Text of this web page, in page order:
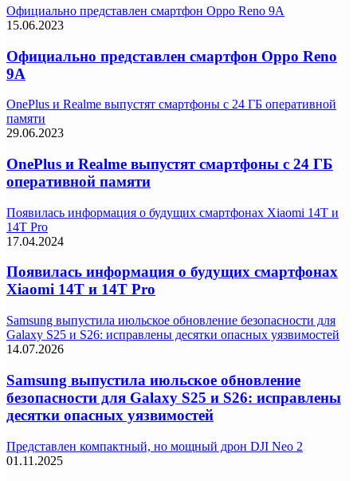
Официально представлен смартфон Oppo Reno 9A
15.06.2023
Официально представлен смартфон Oppo Reno
9A
OnePlus и Realme выпустят смартфоны с 24 ГБ оперативной
памяти
29.06.2023
OnePlus и Realme выпустят смартфоны с 24 ГБ
оперативной памяти
Появилась информация о будущих смартфонах Xiaomi 14T и
14T Pro
17.04.2024
Появилась информация о будущих смартфонах
Xiaomi 14T и 14T Pro
Samsung выпустила июльское обновление безопасности для
Galaxy S25 и S26: исправлены десятки опасных уязвимостей
14.07.2026
Samsung выпустила июльское обновление
безопасности для Galaxy S25 и S26: исправлены
десятки опасных уязвимостей
Представлен компактный, но мощный дрон DJI Neo 2
01.11.2025